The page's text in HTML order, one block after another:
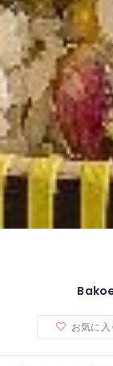
お気に入